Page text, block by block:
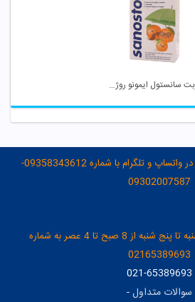
شربت سانستول ایمونو روژین فارمد
مشاوره رایگان بصورت چت در واتساپ و تلگرام با شماره 09358343612-
09302007587
تماس تلفنی در روزهای شنبه تا پنج شنبه از 8 صبح تا 4 عصر به شماره
02165389693
021-65389693
سوالات متداول-